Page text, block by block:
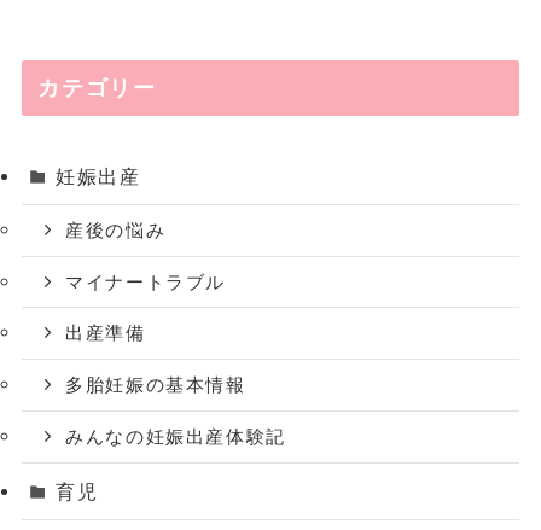
カテゴリー
妊娠出産
産後の悩み
マイナートラブル
出産準備
多胎妊娠の基本情報
みんなの妊娠出産体験記
育児